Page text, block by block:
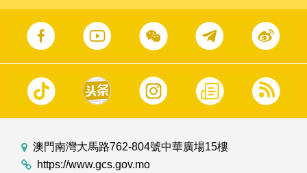
澳門南灣大馬路762-804號中華廣場15樓
https://www.gcs.gov.mo